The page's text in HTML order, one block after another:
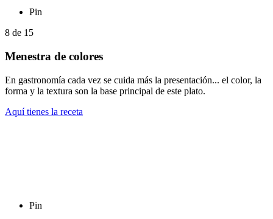
Pin
8 de 15
Menestra de colores
En gastronomía cada vez se cuida más la presentación... el color, la
forma y la textura son la base principal de este plato.
Aquí tienes la receta
Pin